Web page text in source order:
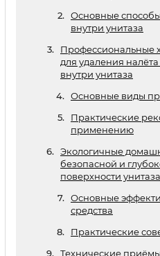
Основные способы
внутри унитаза
Профессиональные
для удаления
внутри унитаза
Основные виды
Практические
применению
Экологичные
безопасной и
поверхности унитаза
Основные
средства
Практические
Технические